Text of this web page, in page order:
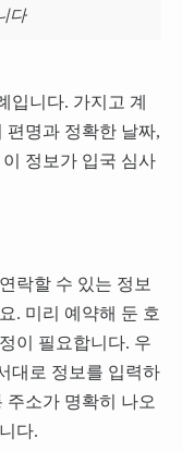
다
입니다. 가지고 계
편명과 정확한 날짜,
정보가 입국 심사
락할 수 있는 정보
. 미리 예약해 둔 호
이 필요합니다. 우
대로 정보를 입력하
주소가 명확히 나오
다.